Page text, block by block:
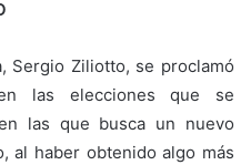
Sergio Ziliotto, se proclamó
las elecciones que se
las que busca un nuevo
al haber obtenido algo más